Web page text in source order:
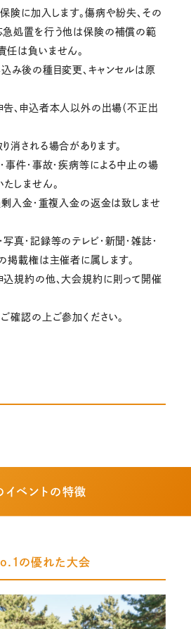
険に加入します。傷病や紛失、その
急処置を行う他は保険の補償の範
任は負いません。
み後の種目変更、キャンセルは原
、申込者本人以外の出場（不正出
消される場合があります。
事件・事故・疾病等による中止の場
しません。
剰入金・重複入金の返金は致しませ
真・記録等のテレビ・新聞・雑誌・
掲載権は主催者に属します。
込規約の他、大会規約に則って開催
確認の上ご参加ください。
イベントの特徴
の優れた大会